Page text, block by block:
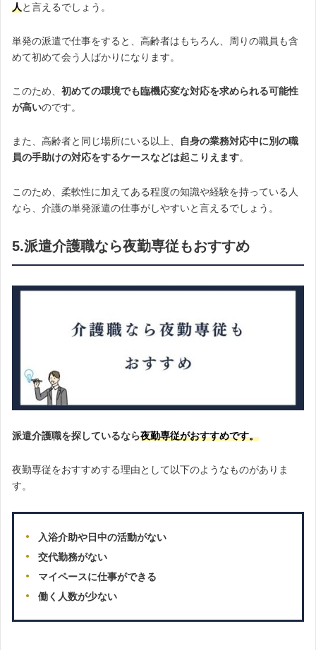
人と言えるでしょう。
単発の派遣で仕事をすると、高齢者はもちろん、周りの職員も含
めて初めて会う人ばかりになります。
このため、 初めての環境でも臨機応変な対応を求められる可能性
が高いのです。
また、高齢者と同じ場所にいる以上、
自身の業務対応中に別の職
員の手助けの対応をするケースなどは起こりえます。
このため、柔軟性に加えてある程度の知識や経験を持っている人
なら、介護の単発派遣の仕事がしやすいと言えるでしょう。
5.派遣介護職なら夜勤専従もおすすめ
派遣介護職を探しているなら夜勤専従がおすすめです。
夜勤専従をおすすめする理由として以下のようなものがありま
す。
入浴介助や日中の活動がない
交代勤務がない
マイペースに仕事ができる
働く人数が少ない